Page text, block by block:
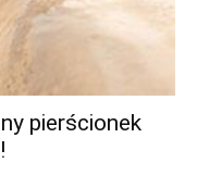
pierścionek